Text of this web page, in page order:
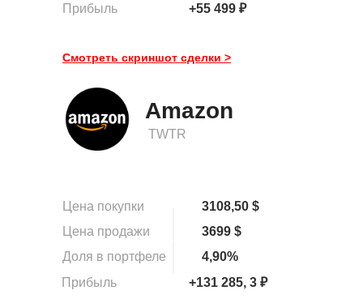
TWTR
Amazon
Цена покупки
Цена продажи
3108,50 $
3699 $
Доля в портфеле
Прибыль
4,90%
+131 285, 3 ₽
Прибыль
+55 499 ₽
Смотреть скриншот сделки >